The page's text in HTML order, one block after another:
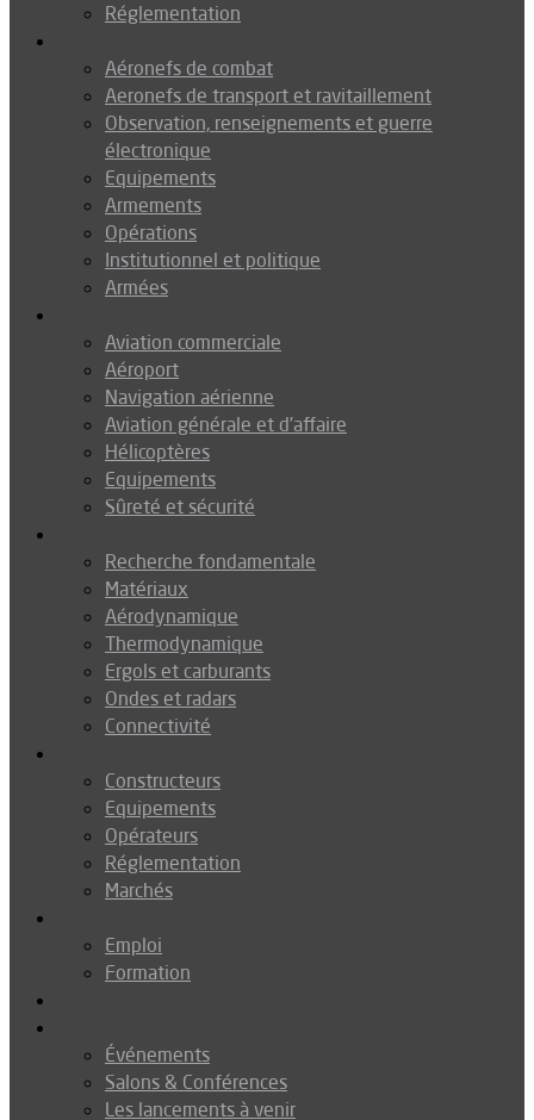
Réglementation
Aéronefs de combat
Aeronefs de transport et ravitaillement
Observation, renseignements et guerre
électronique
Equipements
Armements
Opérations
Institutionnel et politique
Armées
Aviation commerciale
Aéroport
Navigation aérienne
Aviation générale et d’affaire
Hélicoptères
Equipements
Sûreté et sécurité
Recherche fondamentale
Matériaux
Aérodynamique
Thermodynamique
Ergols et carburants
Ondes et radars
Connectivité
Constructeurs
Equipements
Opérateurs
Réglementation
Marchés
Emploi
Formation
Événements
Salons & Conférences
Les lancements à venir